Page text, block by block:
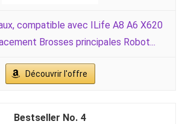
compatible avec ILife A8 A6 X620
Brosses principales Robot...
Découvrir l'offre
4